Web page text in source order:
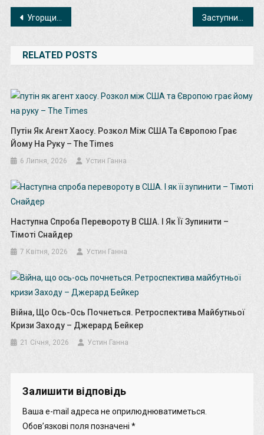
Навігація
записів
Угорщина заблокувала 20-й пакет санкцій проти росії
RELATED POSTS
Путін Як Агент Хаосу. Розкол Між США Та Європою Грає
Йому На Руку – The Times
6 Липня, 2026 Устин Ганна
Наступна Спроба Перевороту В США. І Як Її Зупинити –
Тімоті Снайдер
7 Квітня, 2026 Устин Ганна
Війна, Що Ось-Ось Почнеться. Ретроспектива Майбутньої
Кризи Заходу – Джерард Бейкер
21 Січня, 2026 Устин Ганна
Залишити відповідь
Ваша e-mail адреса не оприлюднюватиметься.
Обов’язкові поля позначені *